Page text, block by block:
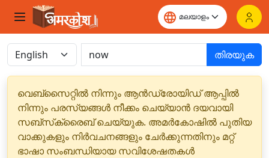
തിരയുക
വെബ്‌സൈറ്റിൽ നിന്നും ആൻഡ്രോയിഡ് ആപ്പിൽ
നിന്നും പരസ്യങ്ങൾ നീക്കം ചെയ്യാൻ ദയവായി
സബ്‌സ്‌ക്രൈബ് ചെയ്യുക. അമർകോഷിൽ പുതിയ
വാക്കുകളും നിർവചനങ്ങളും ചേർക്കുന്നതിനും മറ്റ്
ഭാഷാ സംബന്ധിയായ സവിശേഷതകൾ